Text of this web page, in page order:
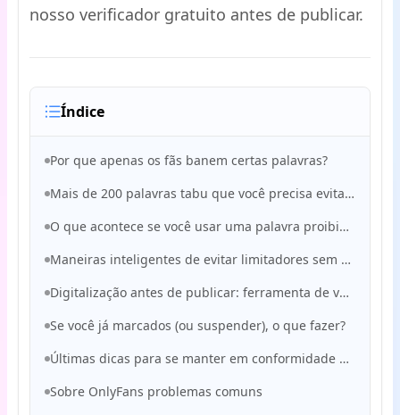
nosso verificador gratuito antes de publicar.
Índice
Por que apenas os fãs banem certas palavras?
Mais de 200 palavras tabu que você precisa evitar (agrupadas por tipo de risco)
O que acontece se você usar uma palavra proibida?
Maneiras inteligentes de evitar limitadores sem perder o foco
Digitalização antes de publicar: ferramenta de verificação de texto limite, salvar criadores
Se você já marcados (ou suspender), o que fazer?
Últimas dicas para se manter em conformidade e crescer com segurança no OnlyFans
Sobre OnlyFans problemas comuns